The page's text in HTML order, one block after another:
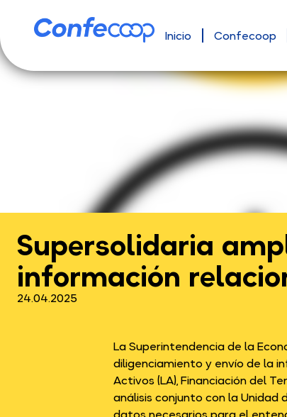
Inicio Confecoop
Supersolidaria
información
24.04.2025
La Superintendencia de la
diligenciamiento y envío de la
Activos (LA), Financiación del
análisis conjunto con la Unidad